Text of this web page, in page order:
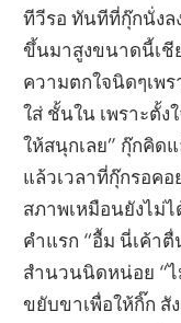
ทีวีรอ ทันทีที่กุ๊กนั่งล
ขึ้นมาสูงขนาดนี้เชี
ความตกใจนิดๆเพ
ใส่ ชั้นใน เพราะตั้ง
ให้สนุกเลย” กุ๊กคิด
แล้วเวลาที่กุ๊กรอค
สภาพเหมือนยังไม่
คำแรก “อื้ม นี่เค้าตื่
สำนวนนิดหน่อย “ไ
ขยับขาเพื่อให้กิ๊ก สั